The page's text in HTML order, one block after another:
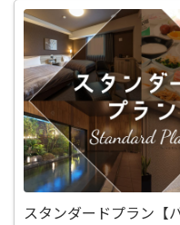
スタンダードプラン【